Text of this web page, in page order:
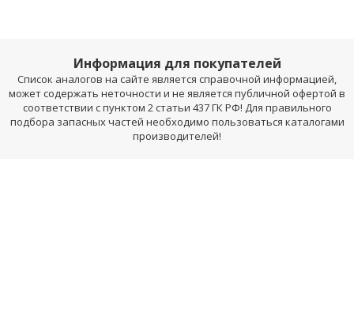
Информация для покупателей
Список аналогов на сайте является справочной информацией,
может содержать неточности и не является публичной офертой в
соответствии с пунктом 2 статьи 437 ГК РФ! Для правильного
подбора запасных частей необходимо пользоваться каталогами
производителей!